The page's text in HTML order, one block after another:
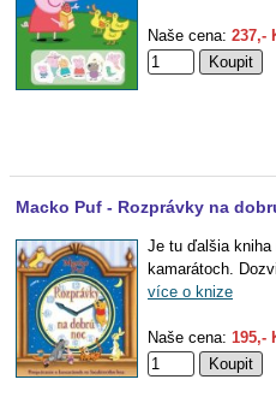
Naše cena: 237,-
Macko Puf - Rozprávky na
Je tu ďalšia kniha
kamarátoch.
více o knize
Naše cena: 195,-